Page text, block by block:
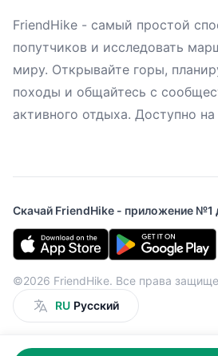
FriendHike - самый простой
попутчиков и исследовать
миру. Открывайте горы,
походы и общайтесь с
активного отдыха. Доступно
Скачай FriendHike - приложение №1
©2026 FriendHike. Все права
RU Русский